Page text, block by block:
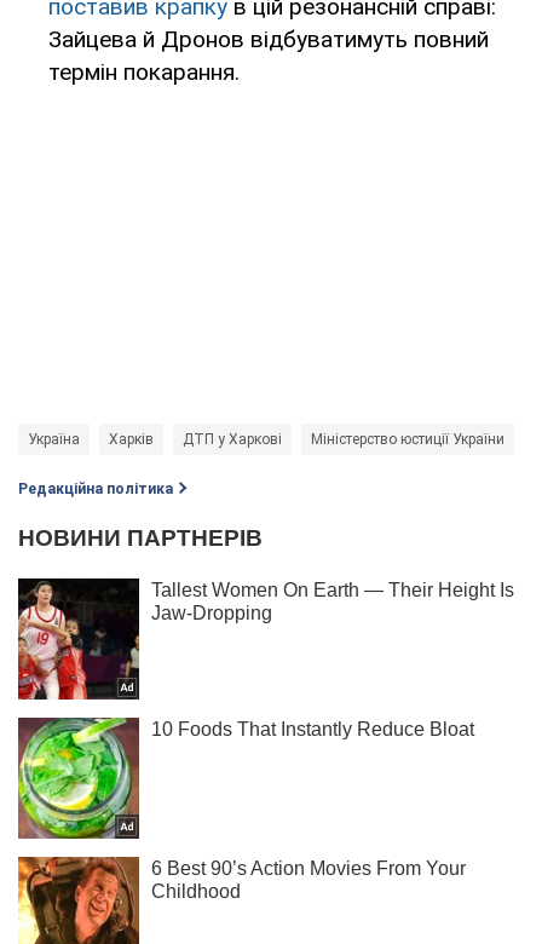
поставив крапку в цій резонансній справі:
Зайцева й Дронов відбуватимуть повний
термін покарання.
Україна Харків ДТП у Харкові Міністерство юстиції України
Редакційна політика